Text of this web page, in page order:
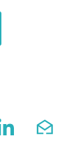
via
this page
Share this